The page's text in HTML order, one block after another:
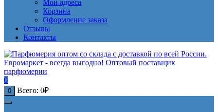
Мои адреса
Корзина
Оформление заказа
Отзывы
Контакты
0
0 Всего: 0₽